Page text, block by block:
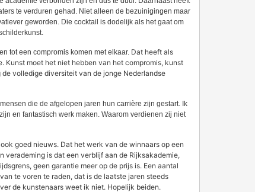
te verduren gehad. Niet alleen de bezuinigingen maar
geworden. Die cocktail is dodelijk als het gaat om
tot een compromis komen met elkaar. Dat heeft als
Kunst moet het niet hebben van het compromis, kunst
volledige diversiteit van de jonge Nederlandse
die de afgelopen jaren hun carrière zijn gestart. Ik
en fantastisch werk maken. Waarom verdienen zij niet
goed nieuws. Dat het werk van de winnaars op een
is dat een verblijf aan de Rijksakademie,
geen garantie meer op de prijs is. Een aantal
te voren te raden, dat is de laatste jaren steeds
de kunstenaars weet ik niet. Hopelijk beiden.